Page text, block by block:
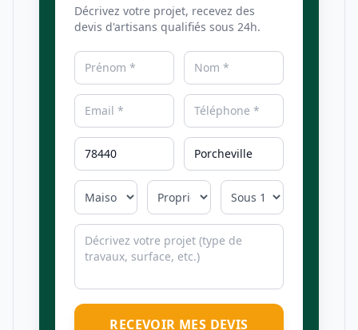
Décrivez votre projet, recevez des
devis d'artisans qualifiés sous 24h.
RECEVOIR MES DEVIS